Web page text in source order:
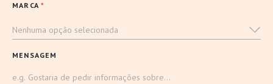
MARCA*
Nenhuma opção selecionada
MENSAGEM